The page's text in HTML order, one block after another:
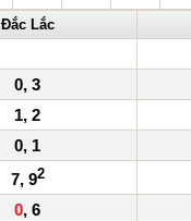
Đắc Lắc
0, 3
1, 2
0, 1
7, 92
0, 6